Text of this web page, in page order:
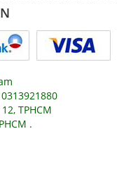
TPHCM
.